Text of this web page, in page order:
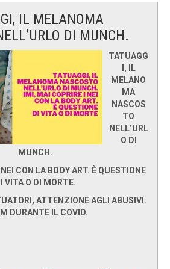
IL MELANOMA
DI MUNCH.
TATUAGG
I, IL
MELANO
MA
NASCOS
TO
NELL’URL
O DI
MUNCH.
CON LA BODY ART. È QUESTIONE
VITA O DI MORTE.
ATTENZIONE AGLI ABUSIVI.
DURANTE IL COVID.